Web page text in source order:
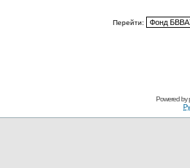
Перейти:
Powered by